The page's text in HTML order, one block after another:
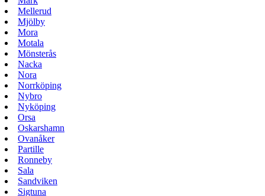
Mellerud
Mjölby
Mora
Motala
Mönsterås
Nacka
Nora
Norrköping
Nybro
Nyköping
Orsa
Oskarshamn
Ovanåker
Partille
Ronneby
Sala
Sandviken
Sigtuna